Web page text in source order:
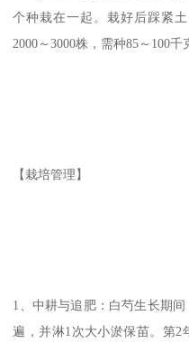
个种栽在一起。栽好后踩紧
2000～3000株，需种85～100千
【栽培管理】
1、中耕与追肥：白芍生长期
遍，并淋1次大小淤保苗。第2